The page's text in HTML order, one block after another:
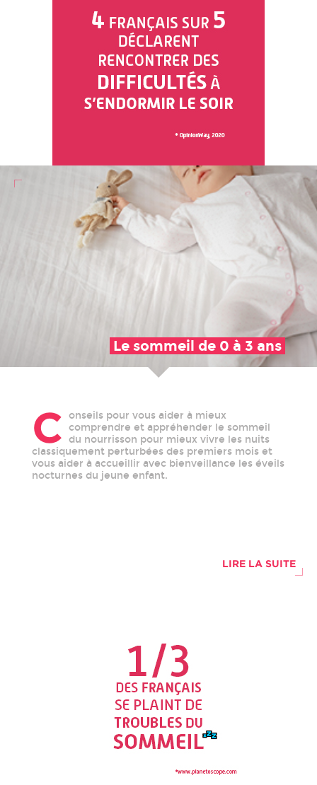
Le sommeil de 0 à 3 ans
C onseils pour vous aider à mieux
comprendre et appréhender le sommeil
du nourrisson pour mieux vivre les nuits
classiquement perturbées des premiers mois et
vous aider à accueillir avec bienveillance les éveils
nocturnes du jeune enfant.
LIRE LA SUITE